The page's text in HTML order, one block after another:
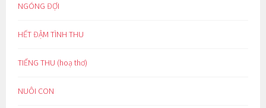
NGÓNG ĐỢI
HẾT ĐẬM TÌNH THU
TIẾNG THU (hoạ thơ)
NUÔI CON